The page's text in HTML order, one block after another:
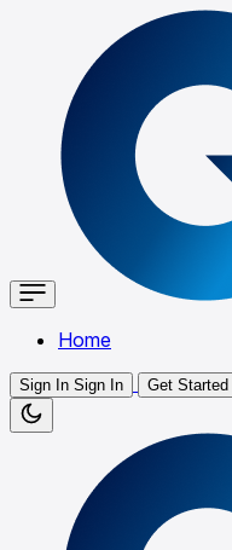
Home
Sign In Sign In Get Started